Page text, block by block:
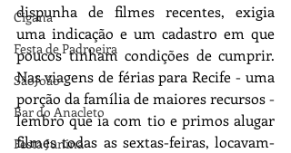
Cigana
Festa de Padroeira
SãoJoão
Bar do Anacleto
Festa Junina
dispunha de filmes recentes, exigia
uma indicação e um cadastro em que
poucos tinham condições de cumprir.
Nas viagens de férias para Recife - uma
porção da família de maiores recursos -
lembro que ia com tio e primos alugar
filmes todas as sextas-feiras, locavam-